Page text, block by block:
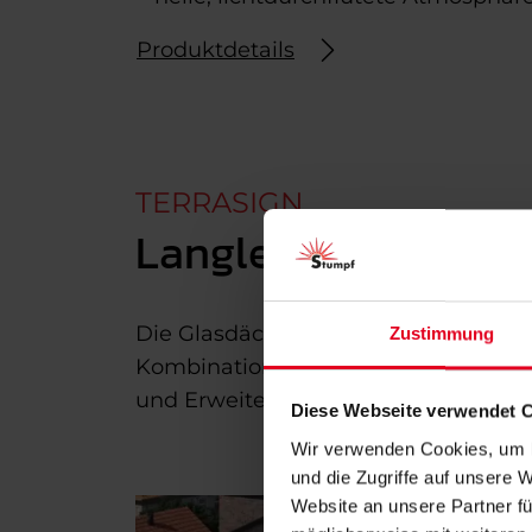
Zustimmung
Diese Webseite verwendet
Wir verwenden Cookies,
und die Zugriffe auf unsere
Website an unsere Partner
Produktdetails
TERRASIGN
Langlebige
Die Glasdächer von TERRASIGN
Kombination mit stabilem
und Erweiterungsmöglichkeiten